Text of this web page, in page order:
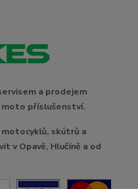
a prodejem
příslušenství.
motocyklů, skútrů a
v Opavě, Hlučíně a od